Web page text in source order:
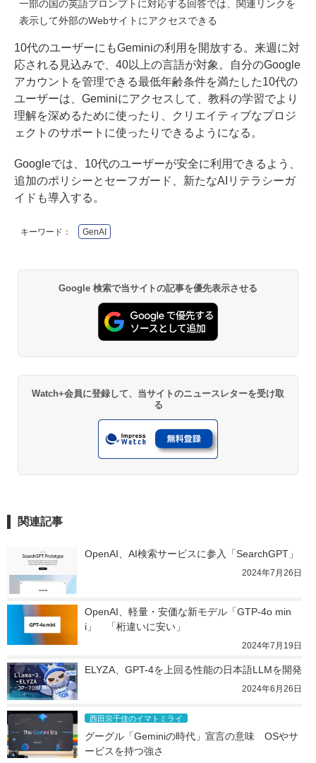
一部の国の英語プロンプトに対応する回答では、関連リンクを
表示して外部のWebサイトにアクセスできる
10代のユーザーにもGeminiの利用を開放する。来週に対
応される見込みで、40以上の言語が対象。自分のGoogle
アカウントを管理できる最低年齢条件を満たした10代の
ユーザーは、Geminiにアクセスして、教科の学習でより
理解を深めるために使ったり、クリエイティブなプロジ
ェクトのサポートに使ったりできるようになる。
Googleでは、10代のユーザーが安全に利用できるよう、
追加のポリシーとセーフガード、新たなAIリテラシーガ
イドも導入する。
キーワード： GenAI
Google 検索で当サイトの記事を優先表示させる
Watch+会員に登録して、当サイトのニュースレターを受け取
る
関連記事
OpenAI、AI検索サービスに参入「SearchGPT」
2024年7月26日
OpenAI、軽量・安価な新モデル「GTP-4o min
i」　「桁違いに安い」
2024年7月19日
ELYZA、GPT-4を上回る性能の日本語LLMを開発
2024年6月26日
西田宗千佳のイマトミライ
グーグル「Geminiの時代」宣言の意味　OSやサ
ービスを持つ強さ